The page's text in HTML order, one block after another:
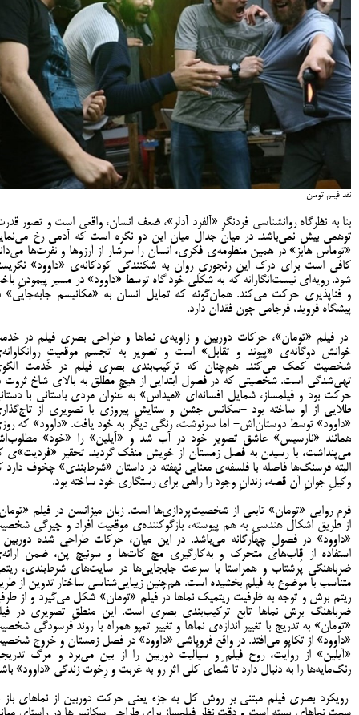
نقد فیلم تومان
بنا به نظرگاه روانشناسی فردنگرِ «آلفرد آدلر»، ضعف انسان، واقعی است و تصور
توهمی بیش نمی‌باشد. در میان جدال میان این دو نگره است که آدمی رخ
«توماس هابز» در همین منظومه‌ی فکری، انسان را سرشار از آرزوها و نفرت‌ها
کافی است برای درک این رنجوریِ روان به شکنندگی کودکانه‌ی «داوود»
شود. رویه‌ای نیست‌انگارانه که به شکلی خودآگاه توسط «داوود» در مسیر پیمودنِ
و فناپذیری حرکت می‌کند. همان‌گونه که تمایل انسان به «مکانیسم جابه‌جایی»
پیشگاه فروید، فرجامی چون فقدان دارد.
در فیلم «تومان»، حرکات دوربین و زاویه‌ی نماها و طراحی بصری فیلم در
خوانش دوگانه‌ی «پیوند و تقابل» است و تصویر به تجسم موقعیتِ
شخصیت کمک می‌کند. هم‌چنان که ترکیب‌بندی بصری فیلم در خدمت
تهی‌شدگی است. شخصیتی که در فصول ابتدایی از هیچِ مطلق به بالای شاخ ثروت
حرکت بود و فیلمساز، شمایل افسانه‌ای «میداس» به عنوان مردی باستانی با
طلایی از او ساخته بود -سکانس جشن و ستایشِ پیروزی با تصویری از
«داوود» توسط دوستان‌اش- اما سرنوشت، رنگی دیگر به خود یافت. «داوود» که
همانند «نارسیس» عاشق تصویر خود در آب شد و «آیلین» را «خود»
می‌پنداشت، با رسیدن به فصل زمستان از خویش منفک گردید. تحقیر «فردیت»ی
البته فرسنگ‌ها فاصله با فلسفه‌ی معنایی نهفته در داستان «شرط‌‌بندی» چخوف دارد
وکیلِ جوانِ آن قصه، زندانِ وجود را راهی برای رستگاری خود ساخته بود.
فرم روایی «تومان» تابعی از شخصیت‌پردازی‌ها است. زبان میزانسن در فیلم
از طریق اشکال هندسیِ به هم پیوسته، بازگوکننده‌ی موقعیت افراد و چیرگی
«داوود» در فصولِ چهارگانه می‌باشد. در این میان، حرکات طراحی شده دوربین
استفاده از قاب‌های متحرک و به‌کارگیری مچ کات‌ها و سوئیچ‌ پَن، ضمن
ضرباهنگی پُرشتاب و همراستا با سرعت جابجایی‌ها در سایت‌های شرط‌بندی،
متناسب با موضوع به فیلم بخشیده است. هم‌چنین زیبایی‌شناسی ساختار تدوین از
ریتم برش و توجه به ظرفیت ریتمیک نماها در فیلم «تومان» شکل می‌گیرد و از
ضرباهنگ برش نماها تابع ترکیب‌بندی بصری است. این منطقِ تصویری در
«تومان» به تدریج با تغییر اندازه‌ی نماها و تغییر تمپو همراه با روند فرسودگی
«داوود» از تکاپو می‌افتد. در واقع فروپاشی «داوود» در فصل زمستان و خروج
«آیلین» از روایت، روح فیلم و سیّالیت دوربین را از بین می‌برد و مرگ
رنگ‌مایه‌ها را به دنبال دارد تا شَمای کلی اثر رو به غربت و رِخوت زندگی «داوود»
رویکرد بصری فیلم مبتنی بر روش کل به جزء یعنی حرکت دوربین از نماهای باز